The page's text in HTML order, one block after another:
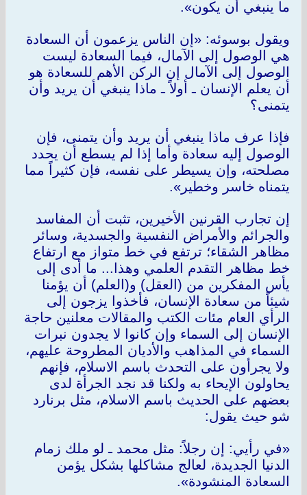
ما ينبغي أن يكون».
ويقول بوسوئه: «إن الناس يزعمون أن السعادة
هي الوصول إلى الآمال، فيما السعادة ليست
الوصول إلى الآمال إن الركن الأهم للسعادة هو
أن يعلم الإنسان ـ أولاً ـ ماذا ينبغي أن يريد وأن
يتمنى؟
فإذا عرف ماذا ينبغي أن يريد وأن يتمنى، فإن
الوصول إليه سعادة وأما إذا لم يسطع أن يحدد
مصلحته، وإن يسيطر على نفسه، فإن كثيراً مما
يتمناه خاسر وخطير».
إن تجارب القرنين الأخيرين، تثبت أن المفاسد
والجرائم والأمراض النفسية والجسدية، وسائر
مظاهر الشقاء؛ ترتفع في خط متواز مع ارتفاع
خط مظاهر التقدم العلمي وهذا... ما أدى إلى
يأس المفكرين من (العقل) و(العلم) أن يؤمنا
شيئاً من سعادة الإنسان، فأخذوا يزجون إلى
الرأي العام مئات الكتب والمقالات معلنين حاجة
الإنسان إلى السماء وإن كانوا لا يجدون نبرات
السماء في المذاهب والأديان المطروحة عليهم،
ولا يجرأون على التحدث باسم الاسلام، فإنهم
يحاولون الإيحاء به ولكنا قد نجد الجرأة لدى
بعضهم على الحديث باسم الاسلام، مثل برنارد
شو حيث يقول:
«في رأيي: إن رجلاً: مثل محمد ـ لو ملك زمام
الدنيا الجديدة، لعالج مشاكلها بشكل يؤمن
السعادة المنشودة».